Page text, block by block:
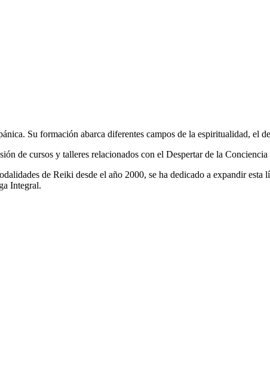
Su formación abarca diferentes campos de la espiritualidad, el
de cursos y talleres relacionados con el Despertar de la Conciencia
de Reiki desde el año 2000, se ha dedicado a expandir
Integral.